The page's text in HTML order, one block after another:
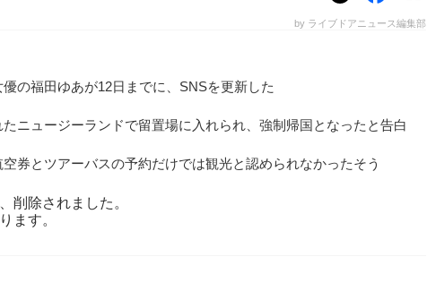
by ライブドアニュース編集部
優の福田ゆあが12日までに、SNSを更新した
ニュージーランドで留置場に入れられ、強制帰国となったと告白
券とツアーバスの予約だけでは観光と認められなかったそう
削除されました。
ます。